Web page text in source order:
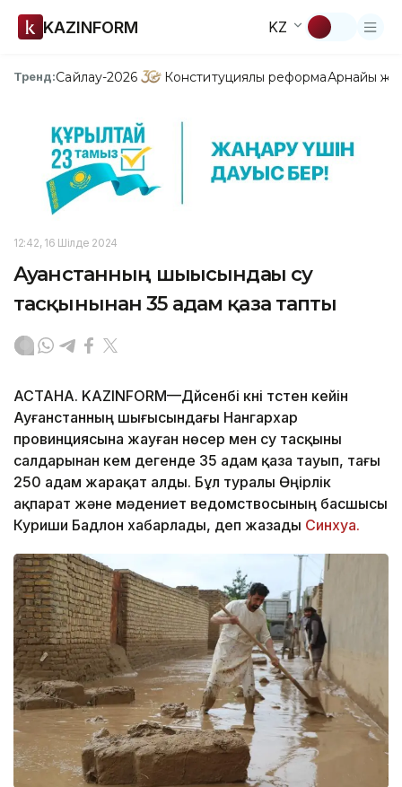
KAZINFORM KZ
Тренд:Сайлау-2026 Конституциялық реформаАрнайы
12:42, 16 Шілде 2024
Ауғанстанның шығысындағы су
тасқынынан 35 адам қаза тапты
АСТАНА. KAZINFORM—Дүйсенбі күні түстен кейін
Ауғанстанның шығысындағы Нангархар
провинциясына жауған нөсер мен су тасқыны
салдарынан кем дегенде 35 адам қаза тауып, тағы
250 адам жарақат алды. Бұл туралы Өңірлік
ақпарат және мәдениет ведомствосының басшысы
Куриши Бадлон хабарлады, деп жазады Синхуа.